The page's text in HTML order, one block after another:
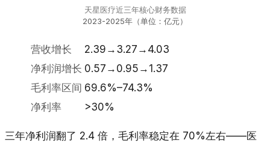
天星医疗近三年核心财务数据
2023-2025年（单位：亿元）
营收增长
2.39→3.27→4.03
净利润增长 0.57→0.95→1.37
毛利率区间 69.6%–74.3%
净利率
>30%
三年净利润翻了 2.4 倍，毛利率稳定在 70%左右——医